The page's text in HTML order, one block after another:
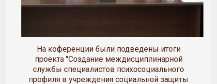
На коференции были подведены итоги
проекта "Создание междисциплинарной
службы специалистов психосоциального
профиля в учреждения социальной защиты